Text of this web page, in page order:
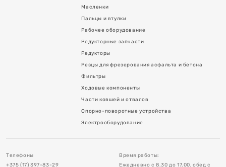
Масленки
Пальцы и втулки
Рабочее оборудование
Редукторные запчасти
Редукторы
Резцы для фрезерования асфальта и бетона
Фильтры
Ходовые компоненты
Части ковшей и отвалов
Опорно-поворотные устройства
Электрооборудование
Телефоны
+375 (17) 397-83-29
Время работы:
Ежедневно с 8.30 до 17.00, обед с